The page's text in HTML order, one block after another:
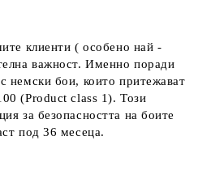
клиенти ( особено най -
важност. Именно поради
немски бои, които притежават
(Product class 1). Този
за безопасността на боите
под 36 месеца.